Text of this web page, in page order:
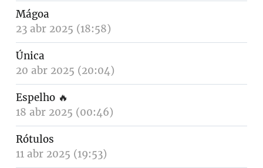
Mágoa
23 abr 2025 (18:58)
Única
20 abr 2025 (20:04)
Espelho 🔥
18 abr 2025 (00:46)
Rótulos
11 abr 2025 (19:53)